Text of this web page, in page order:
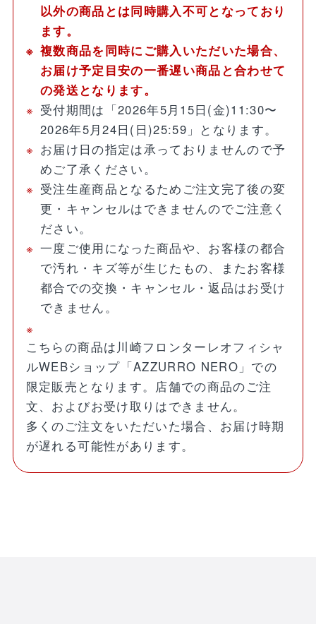
以外の商品とは同時購入不可となっており
ます。
複数商品を同時にご購入いただいた場合、
お届け予定目安の一番遅い商品と合わせて
の発送となります。
受付期間は「2026年5月15日(金)11:30〜
2026年5月24日(日)25:59」となります。
お届け日の指定は承っておりませんので予
めご了承ください。
受注生産商品となるためご注文完了後の変
更・キャンセルはできませんのでご注意く
ださい。
一度ご使用になった商品や、お客様の都合
で汚れ・キズ等が生じたもの、またお客様
都合での交換・キャンセル・返品はお受け
できません。
こちらの商品は川崎フロンターレオフィシャ
ルWEBショップ「AZZURRO NERO」での
限定販売となります。店舗での商品のご注
文、およびお受け取りはできません。
多くのご注文をいただいた場合、お届け時期
が遅れる可能性があります。